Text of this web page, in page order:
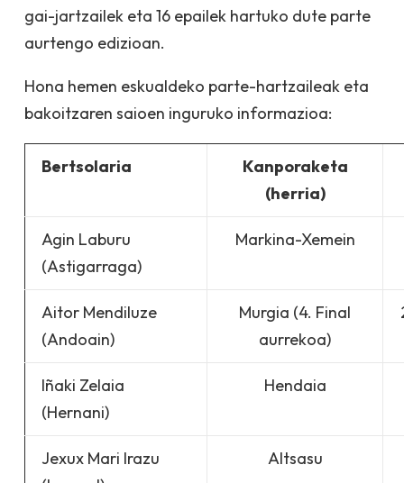
gai-jartzailek eta 16 epailek hartuko dute parte
aurtengo edizioan.
Hona hemen eskualdeko parte-hartzaileak eta
bakoitzaren saioen inguruko informazioa:
Bertsolaria
Kanporaketa
(herria)
Agin Laburu
(Astigarraga)
Markina-Xemein
Aitor Mendiluze
(Andoain)
Murgia (4. Final
aurrekoa)
Iñaki Zelaia
(Hernani)
Hendaia
Jexux Mari Irazu
Altsasu